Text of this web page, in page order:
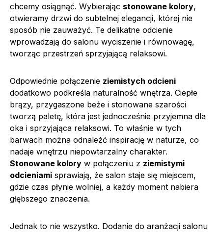
chcemy osiągnąć. Wybierając stonowane kolory,
otwieramy drzwi do subtelnej elegancji, której nie
sposób nie zauważyć. Te delikatne odcienie
wprowadzają do salonu wyciszenie i równowagę,
tworząc przestrzeń sprzyjającą relaksowi.
Odpowiednie połączenie ziemistych odcieni
dodatkowo podkreśla naturalność wnętrza. Ciepłe
brązy, przygaszone beże i stonowane szarości
tworzą paletę, która jest jednocześnie przyjemna dla
oka i sprzyjająca relaksowi. To właśnie w tych
barwach można odnaleźć inspirację w naturze, co
nadaje wnętrzu niepowtarzalny charakter.
Stonowane kolory w połączeniu z ziemistymi
odcieniami sprawiają, że salon staje się miejscem,
gdzie czas płynie wolniej, a każdy moment nabiera
głębszego znaczenia.
Jednak to nie wszystko. Dodanie do aranżacji salonu